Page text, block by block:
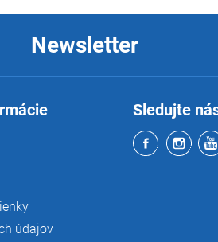
Newsletter
údajov
Sledujte